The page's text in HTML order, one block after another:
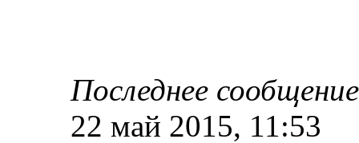
Последнее
22 май 2015, 11:53